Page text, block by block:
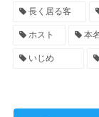
長く居る客
ホスト 本名
いじめ